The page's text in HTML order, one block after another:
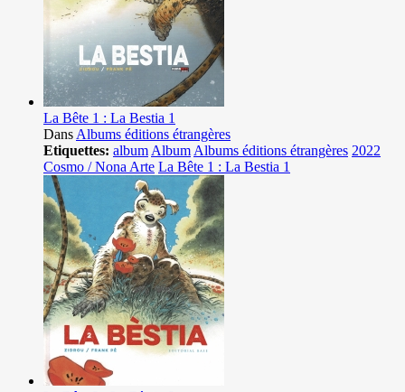
La Bête 1 : La Bestia 1
Dans Albums éditions étrangères
Etiquettes: album Album Albums éditions étrangères 2022
Cosmo / Nona Arte La Bête 1 : La Bestia 1